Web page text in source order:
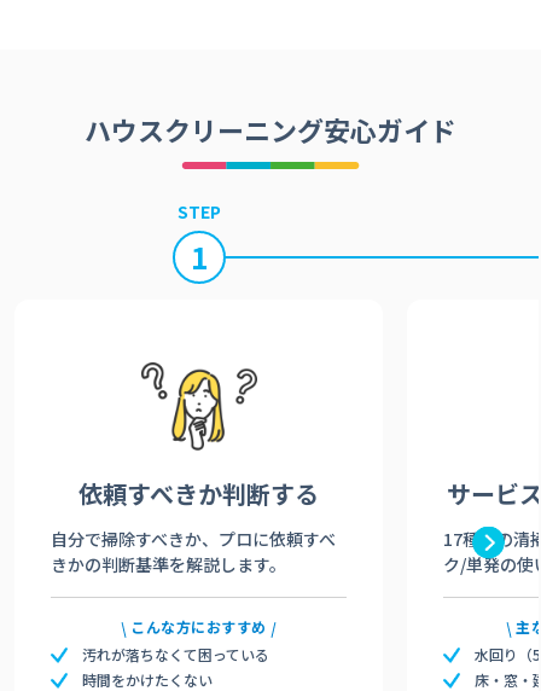
ハウスクリーニング安心ガイド
STEP
1
依頼すべきか判断する
自分で掃除すべきか、プロに依頼すべ
きかの判断基準を解説します。
こんな方におすすめ
汚れが落ちなくて困っている
時間をかけたくない
サービ
17種類の清
ク/単発の使
主
水回り（
床・窓・